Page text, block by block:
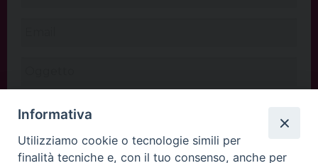
Informativa
Utilizziamo cookie o tecnologie simili per
finalità tecniche e, con il tuo consenso, anche per